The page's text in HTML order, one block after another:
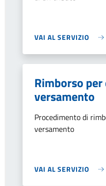
VAI AL SERVIZIO
Rimborso
versamento
Procedimento di
versamento
VAI AL SERVIZIO